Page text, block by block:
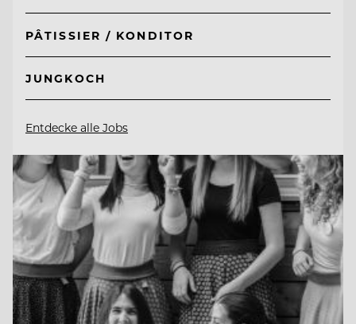
PÂTISSIER / KONDITOR
JUNGKOCH
Entdecke alle Jobs